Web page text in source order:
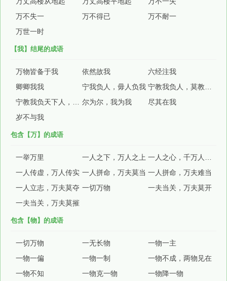
万不失一
万不得已
万不耐一
万世一时
【我】结尾的成语
万物皆备于我 依然故我
六经注我
卿卿我我
宁我负人，毋人负我
宁教我负人，莫教人负我
宁教我负天下人，休教天下人负我 尔为尔，我为我
尽其在我
岁不与我
包含【万】的成语
一举万里 一人之下，万人之上
一人之心，千万人之心也
一人传虚，万人传实 一人拼命，万夫莫当 一人拼命，万夫难当
一人立志，万夫莫夺 一切万物
一夫当关，万夫莫开
一夫当关，万夫莫摧
包含【物】的成语
一切万物 一无长物
一物一主
一物一偏
一物一制
一物不成，两物见在
一物不知
一物克一物
一物降一物